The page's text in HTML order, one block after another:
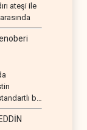
ateşi ile
bir